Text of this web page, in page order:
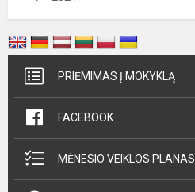
PRIĖMIMAS Į MOKYKLĄ
FACEBOOK
MĖNESIO VEIKLOS PLANAS